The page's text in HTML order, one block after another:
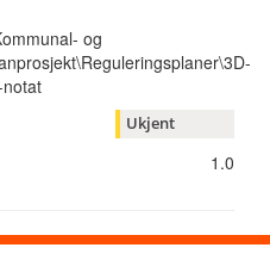
og
Ukjent
1.0